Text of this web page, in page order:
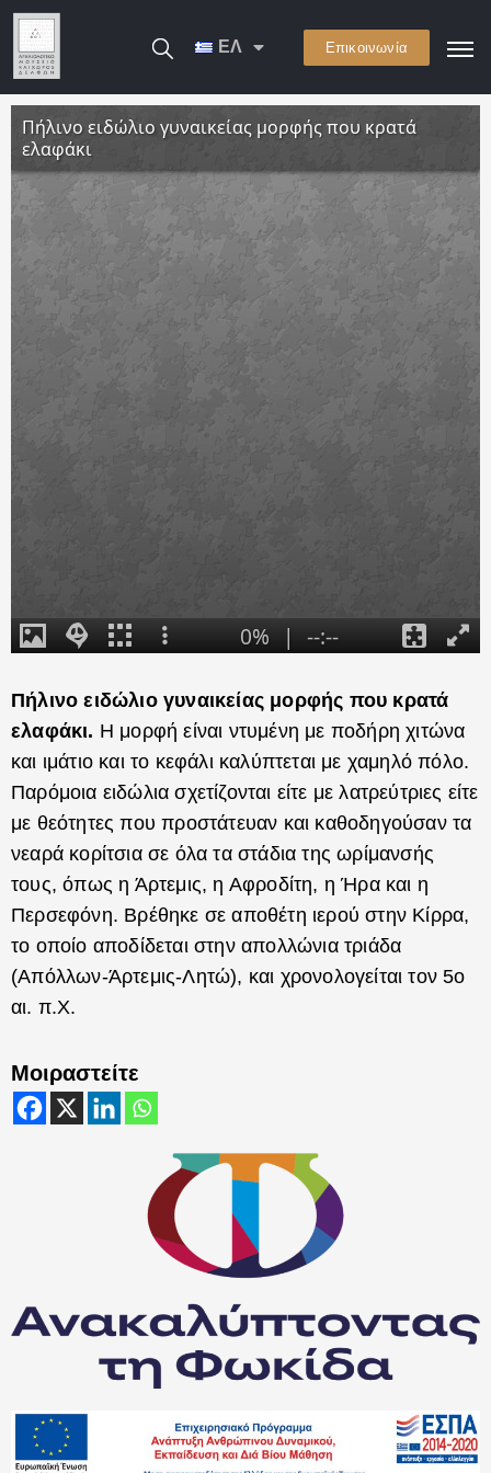
ΕΛ Επικοινωνία
Πήλινο ειδώλιο γυναικείας μορφής που κρατά
ελαφάκι. Η μορφή είναι ντυμένη με ποδήρη χιτώνα
και ιμάτιο και το κεφάλι καλύπτεται με χαμηλό πόλο.
Παρόμοια ειδώλια σχετίζονται είτε με λατρεύτριες είτε
με θεότητες που προστάτευαν και καθοδηγούσαν τα
νεαρά κορίτσια σε όλα τα στάδια της ωρίμανσής
τους, όπως η Άρτεμις, η Αφροδίτη, η Ήρα και η
Περσεφόνη. Βρέθηκε σε αποθέτη ιερού στην Κίρρα,
το οποίο αποδίδεται στην απολλώνια τριάδα
(Απόλλων-Άρτεμις-Λητώ), και χρονολογείται τον 5ο
αι. π.Χ.
Μοιραστείτε